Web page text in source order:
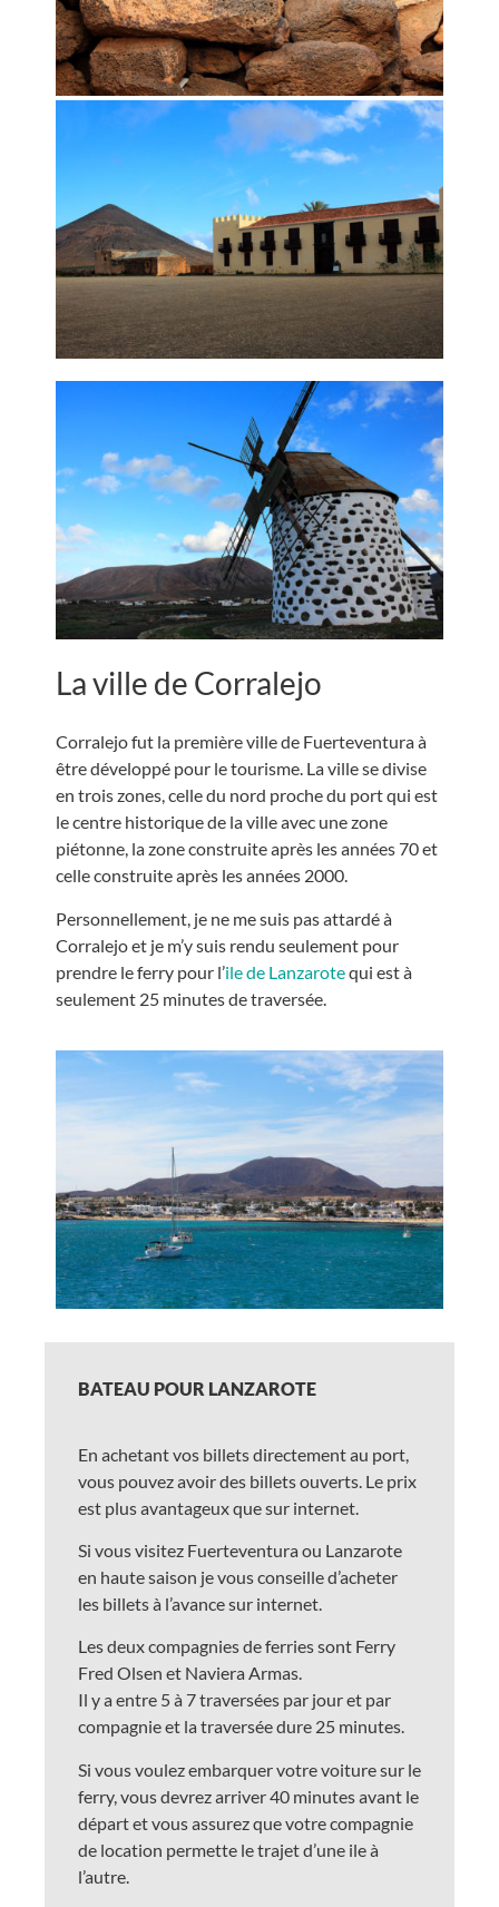
La ville de Corralejo
Corralejo fut la première ville de Fuerteventura à
être développé pour le tourisme. La ville se divise
en trois zones, celle du nord proche du port qui est
le centre historique de la ville avec une zone
piétonne, la zone construite après les années 70 et
celle construite après les années 2000.
Personnellement, je ne me suis pas attardé à
Corralejo et je m’y suis rendu seulement pour
prendre le ferry pour l’ile de Lanzarotequi est à
seulement 25 minutes de traversée.
BATEAU POUR LANZAROTE
En achetant vos billets directement au port,
vous pouvez avoir des billets ouverts. Le prix
est plus avantageux que sur internet.
Si vous visitez Fuerteventura ou Lanzarote
en haute saison je vous conseille d’acheter
les billets à l’avance sur internet.
Les deux compagnies de ferries sont Ferry
Fred Olsen et Naviera Armas.
Il y a entre 5 à 7 traversées par jour et par
compagnie et la traversée dure 25 minutes.
Si vous voulez embarquer votre voiture sur le
ferry, vous devrez arriver 40 minutes avant le
départ et vous assurez que votre compagnie
de location permette le trajet d’une ile à
l’autre.